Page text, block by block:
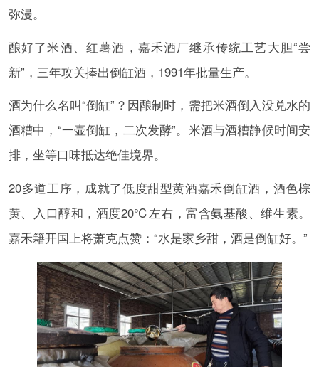
弥漫。
酿好了米酒、红薯酒，嘉禾酒厂继承传统工艺大胆“尝
新”，三年攻关捧出倒缸酒，1991年批量生产。
酒为什么名叫“倒缸”？因酿制时，需把米酒倒入没兑水的
酒糟中，“一壶倒缸，二次发酵”。米酒与酒糟静候时间安
排，坐等口味抵达绝佳境界。
20多道工序，成就了低度甜型黄酒嘉禾倒缸酒，酒色棕
黄、入口醇和，酒度20℃左右，富含氨基酸、维生素。
嘉禾籍开国上将萧克点赞：“水是家乡甜，酒是倒缸好。”